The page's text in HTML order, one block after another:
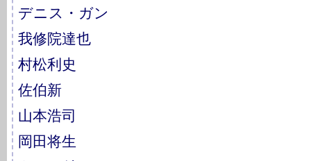
デニス・ガン
我修院達也
村松利史
佐伯新
山本浩司
岡田将生